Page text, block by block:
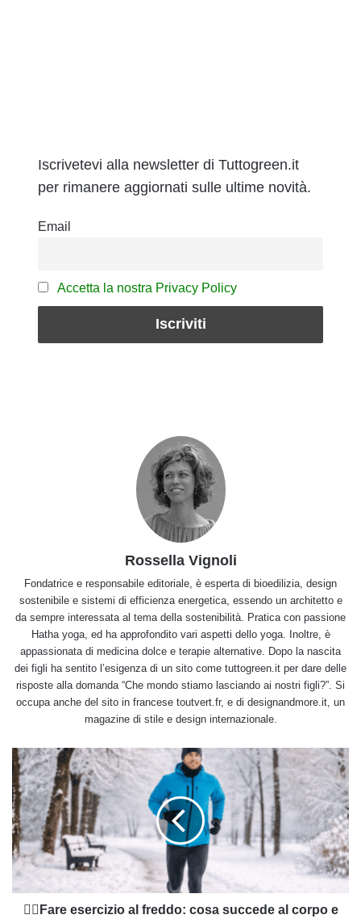
Iscrivetevi alla newsletter di Tuttogreen.it
per rimanere aggiornati sulle ultime novità.
Email
Accetta la nostra Privacy Policy
Rossella Vignoli
Fondatrice e responsabile editoriale, è esperta di bioedilizia, design
sostenibile e sistemi di efficienza energetica, essendo un architetto e
da sempre interessata al tema della sostenibilità. Pratica con passione
Hatha yoga, ed ha approfondito vari aspetti dello yoga. Inoltre, è
appassionata di medicina dolce e terapie alternative. Dopo la nascita
dei figli ha sentito l’esigenza di un sito come tuttogreen.it per dare delle
risposte alla domanda “Che mondo stiamo lasciando ai nostri figli?”. Si
occupa anche del sito in francese toutvert.fr, e di designandmore.it, un
magazine di stile e design internazionale.
🏃‍♂️Fare
esercizio
al
freddo:
cosa
succede
al
corpo
e
come
🏃‍♂️Fare esercizio al freddo: cosa succede al corpo e